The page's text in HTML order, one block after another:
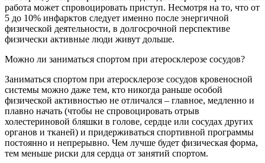
работа может спровоцировать приступ. Несмотря на то, что от
5 до 10% инфарктов следует именно после энергичной
физической деятельности, в долгосрочной перспективе
физически активные люди живут дольше.
Можно ли заниматься спортом при атеросклерозе сосудов?
Заниматься спортом при атеросклерозе сосудов кровеносной
системы можно даже тем, кто никогда раньше особой
физической активностью не отличался – главное, медленно и
плавно начать (чтобы не спровоцировать отрыв
холестериновой бляшки в голове, сердце или сосудах других
органов и тканей) и придерживаться спортивной программы
постоянно и непрерывно. Чем лучше будет физическая форма,
тем меньше риски для сердца от занятий спортом.